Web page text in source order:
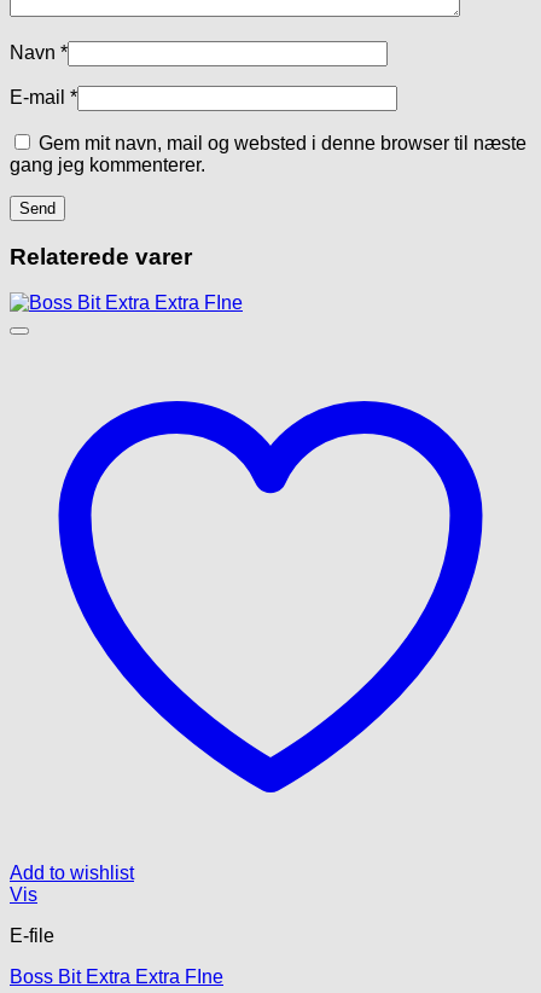
Navn *
E-mail *
Gem mit navn, mail og websted i denne browser til næste
gang jeg kommenterer.
Relaterede varer
Add to wishlist
Vis
E-file
Boss Bit Extra Extra FIne